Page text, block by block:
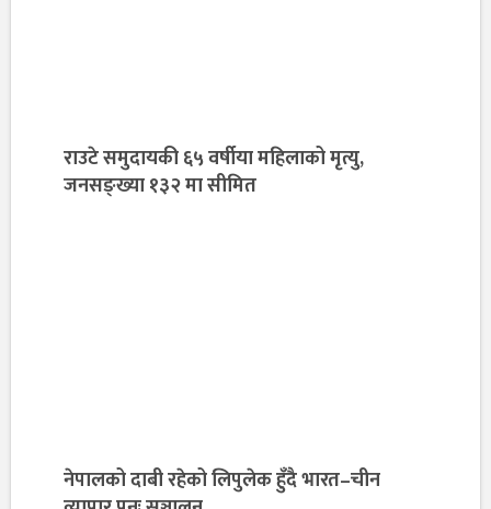
राउटे समुदायकी ६५ वर्षीया महिलाको मृत्यु,
जनसङ्ख्या १३२ मा सीमित
नेपालको दाबी रहेको लिपुलेक हुँदै भारत–चीन